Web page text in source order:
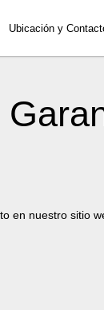
Ubicación y
2 adultos •
en nuestro sitio